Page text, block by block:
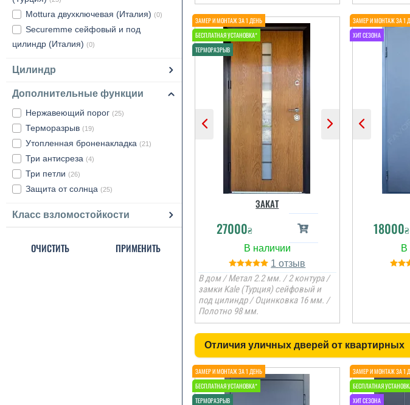
Mottura двухключевая (Италия) (0)
Securemme сейфовый и под
цилиндр (Италия) (0)
Цилиндр
Дополнительные функции
Нержавеющий порог (25)
Терморазрыв (19)
Утопленная броненакладка (21)
Три антисреза (4)
Три петли (26)
Защита от солнца (25)
Класс взломостойкости
ОЧИСТИТЬ ПРИМЕНИТЬ
ЗАКАТ
27000₴
1
В дом / Метал 2.2 мм. / 2 контура /
замки Kale (Турция) сейфовый и
под цилиндр / Оцинковка 16 мм. /
Полотно 98 мм.
18000₴
Отличия уличных дверей от квартирных